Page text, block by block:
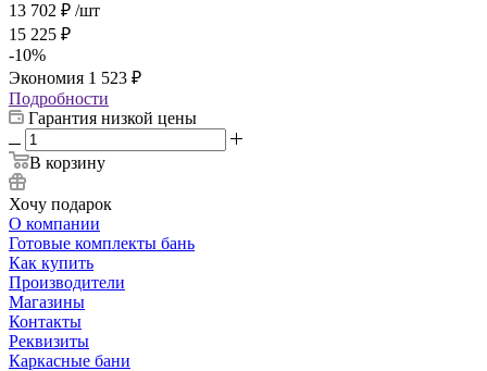
13 702 ₽ /шт
15 225 ₽
-10%
Экономия 1 523 ₽
Подробности
Гарантия низкой цены
В корзину
Хочу подарок
О компании
Готовые комплекты бань
Как купить
Производители
Магазины
Контакты
Реквизиты
Каркасные бани